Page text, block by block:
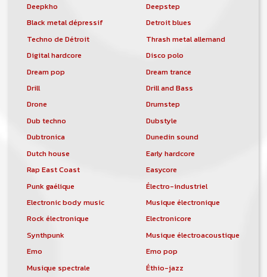
Deepkho
Deepstep
Black metal dépressif
Detroit blues
Techno de Détroit
Thrash metal allemand
Digital hardcore
Disco polo
Dream pop
Dream trance
Drill
Drill and Bass
Drone
Drumstep
Dub techno
Dubstyle
Dubtronica
Dunedin sound
Dutch house
Early hardcore
Rap East Coast
Easycore
Punk gaélique
Électro-industriel
Electronic body music
Musique électronique
Rock électronique
Electronicore
Synthpunk
Musique électroacoustique
Emo
Emo pop
Musique spectrale
Éthio-jazz